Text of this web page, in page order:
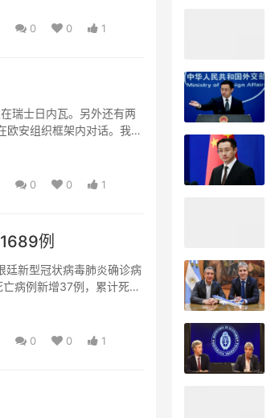
0 0 1
瑞士日内瓦。另外还有两
安组织框架内对话。我一
0 0 1
例
廷新型冠状病毒肺炎确诊病
病例新增37例，累计死亡
0 0 1